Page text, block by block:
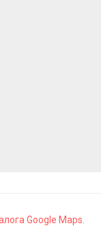
Google Maps.